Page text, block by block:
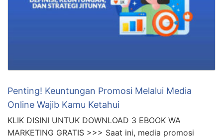
Penting! Keuntungan Promosi Melalui Media
Online Wajib Kamu Ketahui
KLIK DISINI UNTUK DOWNLOAD 3 EBOOK WA
MARKETING GRATIS >>> Saat ini, media promosi